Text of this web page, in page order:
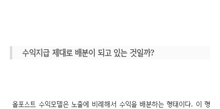
수익지급 제대로 배분이 되고 있는 것일까?
올포스트 수익모델은 노출에 비례해서 수익을 배분하는 형태이다. 이 형